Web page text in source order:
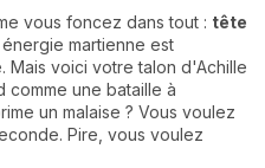
vous foncez dans tout : tête
énergie martienne est
Mais voici votre talon d'Achille
comme une bataille à
un malaise ? Vous voulez
Pire, vous voulez